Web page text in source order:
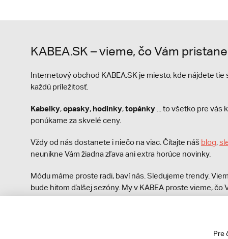
KABEA.SK – vieme, čo Vám pristane
Internetový obchod KABEA.SK je miesto, kde nájdete
každú príležitosť.
Kabelky,opasky, hodinky,topánky ... to všetko pre vás
ponúkame za skvelé ceny.
Vždy od nás dostanete i niečo na viac. Čítajte náš blog,
neunikne Vám žiadna zľava ani extra horúce novinky.
Módu máme proste radi, baví nás. Sledujeme trendy.
bude hitom ďalšej sezóny. My v KABEA proste vieme, čo
Pre